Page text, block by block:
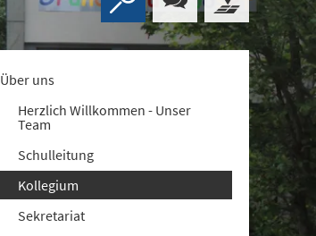
Über uns
Herzlich Willkommen - Unser
Team
Schulleitung
Kollegium
Sekretariat